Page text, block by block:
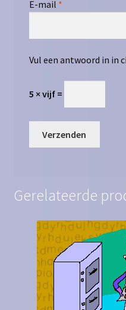
E-mail *
Vul een antwoord in in
5 × vijf =
Gerelateerde